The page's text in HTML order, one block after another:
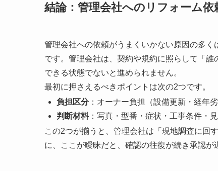
結論：管理会社へのリフォーム
管理会社への依頼がうまくいかない原因の多く
です。管理会社は、契約や規約に照らして「
できる状態でないと進められません。
最初に押さえるべきポイントは次の2つです。
負担区分：オーナー負担（設備更新・経年
判断材料：写真・型番・症状・工事条件・
この2つが揃うと、管理会社は「現地調査に回
に、ここが曖昧だと、確認の往復が続き承認が